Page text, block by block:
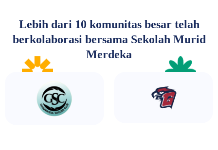
Lebih dari 10 komunitas besar telah
berkolaborasi bersama Sekolah Murid
Merdeka